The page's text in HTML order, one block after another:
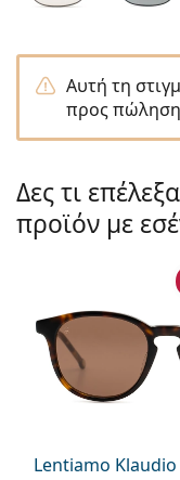
Persol
Prada
Όλες οι μάρκες
Αυτή τη
προς
Δες τι
προϊόν με
Lentiamo